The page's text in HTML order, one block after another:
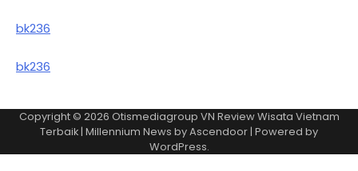
bk236
bk236
Copyright © 2026 Otismediagroup VN Review Wisata Vietnam
Terbaik| Millennium News byAscendoor| Powered by
WordPress.